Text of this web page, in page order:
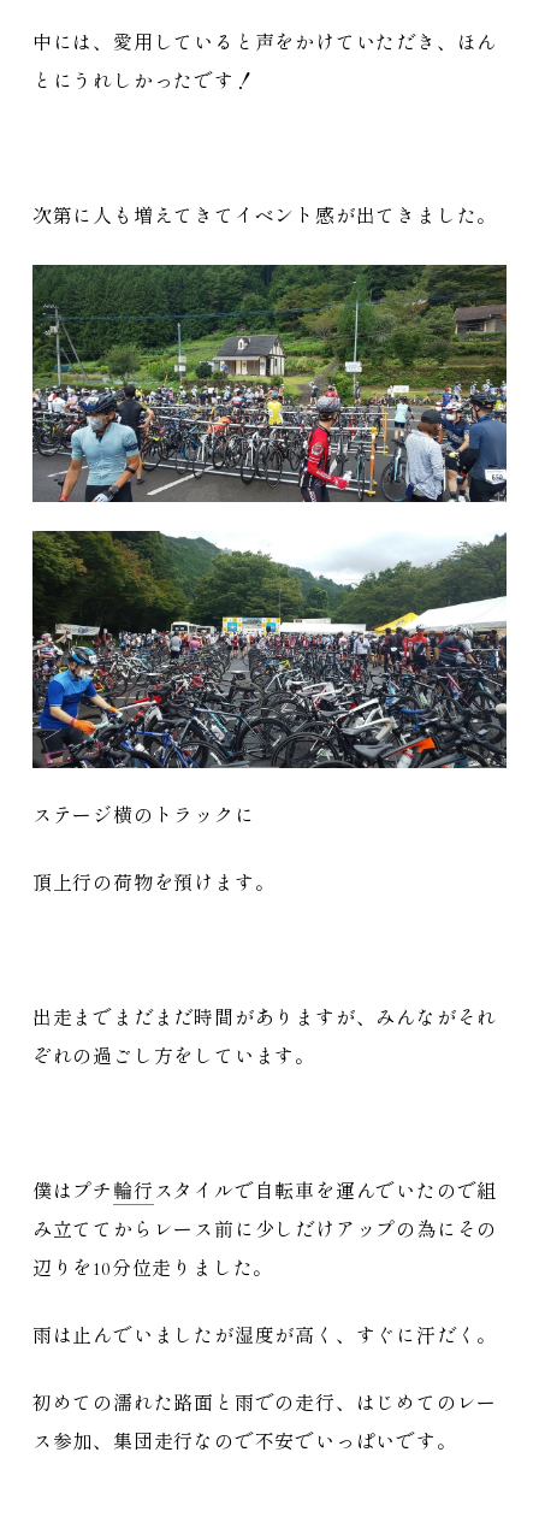
中には、愛用していると声をかけていただき、ほん
とにうれしかったです！
次第に人も増えてきてイベント感が出てきました。
ステージ横のトラックに
頂上行の荷物を預けます。
出走までまだまだ時間がありますが、みんながそれ
ぞれの過ごし方をしています。
僕はプチ 輪行 スタイルで自転車を運んでいたので組
み立ててからレース前に少しだけアップの為にその
辺りを10分位走りました。
雨は止んでいましたが湿度が高く、すぐに汗だく。
初めての濡れた路面と雨での走行、はじめてのレー
ス参加、集団走行なので不安でいっぱいです。